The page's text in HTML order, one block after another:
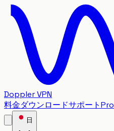
Doppler VPN
料金ダウンロードサポート
日